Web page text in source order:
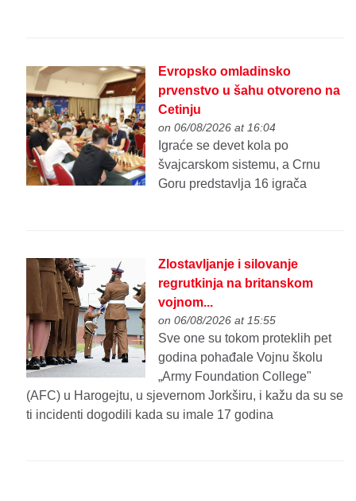
Evropsko omladinsko
prvenstvo u šahu otvoreno na
Cetinju
on 06/08/2026 at 16:04
Igraće se devet kola po
švajcarskom sistemu, a Crnu
Goru predstavlja 16 igrača
Zlostavljanje i silovanje
regrutkinja na britanskom
vojnom...
on 06/08/2026 at 15:55
Sve one su tokom proteklih pet
godina pohađale Vojnu školu
„Army Foundation College"
(AFC) u Harogejtu, u sjevernom Jorkširu, i kažu da su se
ti incidenti dogodili kada su imale 17 godina